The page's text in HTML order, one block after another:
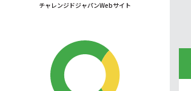
チャレンジドジャパンWebサイト